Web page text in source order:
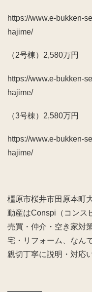
https://www.e-bukken-
hajime/
（2号棟）2,580万円
https://www.e-bukken-
hajime/
（3号棟）2,580万円
https://www.e-bukken-
hajime/
橿原市桜井市田原本町
動産はConspi（コンス
売買・仲介・空き家対
宅・リフォーム、なん
親切丁寧に説明・対応